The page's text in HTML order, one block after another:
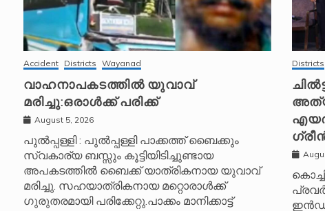
Accident Districts Wayanad
വാഹനാപകടത്തിൽ യുവാവ്
മരിച്ചു:ഒരാൾക്ക് പരിക്ക്
August 5, 2026
പുൽപ്പള്ളി : പുൽപ്പള്ളി പാക്കത്ത് ബൈക്കും
സ്വകാര്യ ബസ്സും കൂട്ടിയിടിച്ചുണ്ടായ
അപകടത്തിൽ ബൈക്ക് യാത്രികനായ യുവാവ്
മരിച്ചു. സഹയാത്രികനായ മറ്റൊരാൾക്ക്
ഗുരുതരമായി പരിക്കേറ്റു.പാക്കം മാനിക്കാട്ട്
Districts